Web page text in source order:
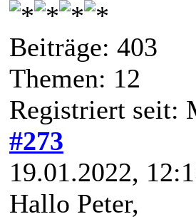
Beiträge: 403
Themen: 12
Registriert seit:
#273
19.01.2022,
Hallo Peter,